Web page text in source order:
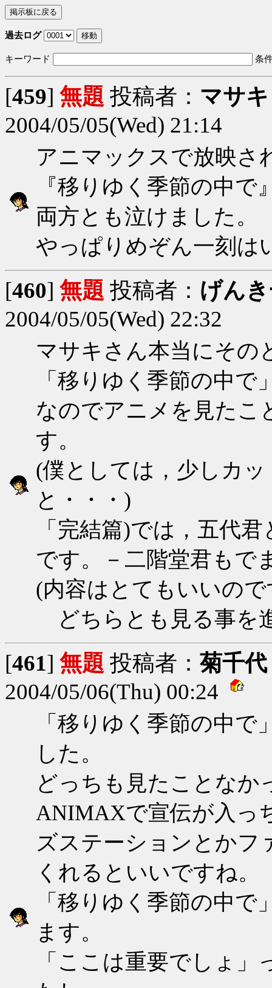
過去ログ
キーワード 条
[459] 無題 投稿者： マサキ
2004/05/05(Wed) 21:14
アニマックスで放映さ
『移りゆく季節の中
両方とも泣けました。
やっぱりめぞん一刻は
[460] 無題 投稿者： げん
2004/05/05(Wed) 22:32
マサキさん本当にその
「移りゆく季節の中
なのでアニメを見たこ
す。
(僕としては，少しカ
と・
「完結篇)では，五代
です。－二階堂君もで
(内容はとてもいいの
どちらとも見る事を
[461] 無題 投稿者： 菊千代
2004/05/06(Thu) 00:24
「移りゆく季節の中
した。
どっちも見たことなか
ANIMAXで宣伝が入っ
ズステーションとかフ
くれるといいですね。
「移りゆく季節の中
ます。
「ここは重要でしょ